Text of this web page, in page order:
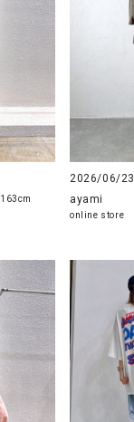
163cm
2026/06/23
ayami
online store